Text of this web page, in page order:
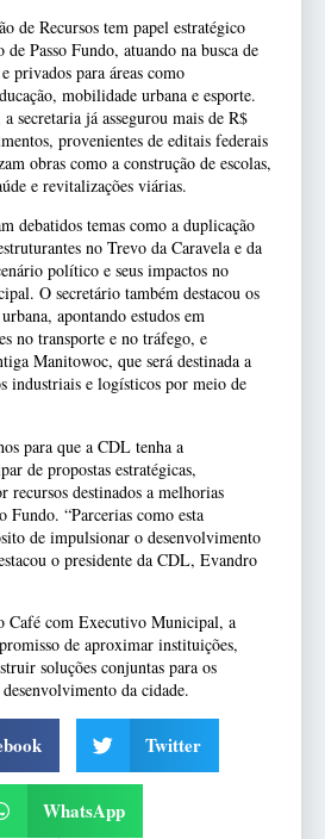
de Recursos tem papel estratégico
Passo Fundo, atuando na busca de
privados para áreas como
mobilidade urbana e esporte.
secretaria já assegurou mais de R$
provenientes de editais federais
obras como a construção de escolas,
e revitalizações viárias.
debatidos temas como a duplicação
no Trevo da Caravela e da
político e seus impactos no
O secretário também destacou os
apontando estudos em
no transporte e no tráfego, e
Manitowoc, que será destinada a
industriais e logísticos por meio de
para que a CDL tenha a
de propostas estratégicas,
recursos destinados a melhorias
Fundo. “Parcerias como esta
de impulsionar o desenvolvimento
o presidente da CDL, Evandro
Café com Executivo Municipal, a
de aproximar instituições,
soluções conjuntas para os
da cidade.
Twitter
WhatsApp